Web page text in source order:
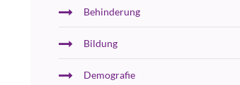
Behinderung
Bildung
Demografie